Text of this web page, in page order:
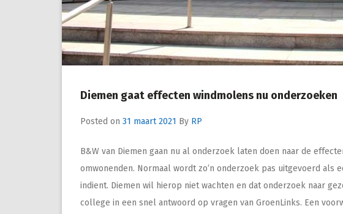
Diemen gaat effecten windmolens nu onderzoeken
Posted on 31 maart 2021 By RP
B&W van Diemen gaan nu al onderzoek laten doen naar de
omwonenden. Normaal wordt zo’n onderzoek pas uitgevoerd
indient. Diemen wil hierop niet wachten en dat onderzoek naar
college in een snel antwoord op vragen van GroenLinks. Een